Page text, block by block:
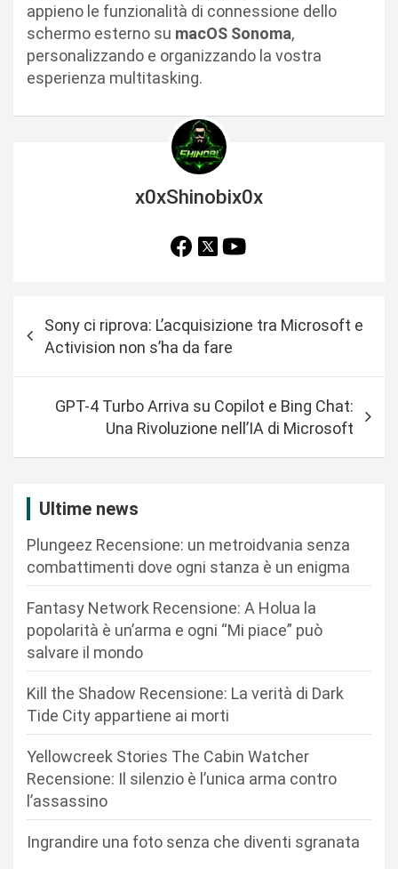
appieno le funzionalità di connessione dello
schermo esterno su macOS Sonoma,
personalizzando e organizzando la vostra
esperienza multitasking.
x0xShinobix0x
a
Sony ci riprova: L’acquisizione tra Microsoft e
Activision non s’ha da fare
GPT-4 Turbo Arriva su Copilot e Bing Chat:
Una Rivoluzione nell’IA di Microsoft
Ultime news
Plungeez Recensione: un metroidvania senza
combattimenti dove ogni stanza è un enigma
Fantasy Network Recensione: A Holua la
popolarità è un’arma e ogni “Mi piace” può
salvare il mondo
Kill the Shadow Recensione: La verità di Dark
Tide City appartiene ai morti
Yellowcreek Stories The Cabin Watcher
Recensione: Il silenzio è l’unica arma contro
l’assassino
Ingrandire una foto senza che diventi sgranata